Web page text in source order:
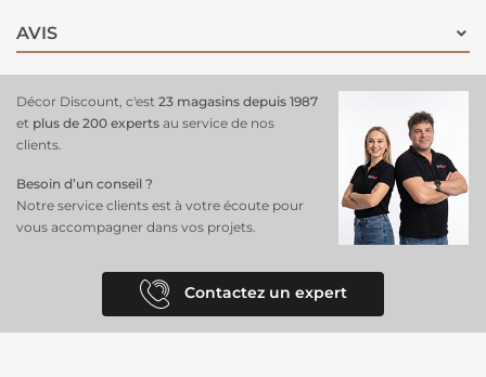
AVIS
Décor Discount, c'est 23 magasins depuis 1987
et plus de 200 experts au service de nos
clients.
Besoin d’un conseil ?
Notre service clients est à votre écoute pour
vous accompagner dans vos projets.
Contactez un expert